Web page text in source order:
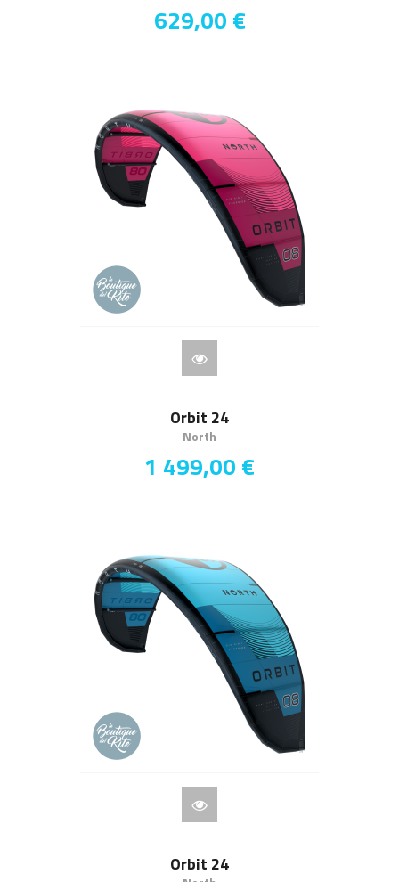
629,00 €
Orbit 24
North
1 499,00 €
Orbit 24